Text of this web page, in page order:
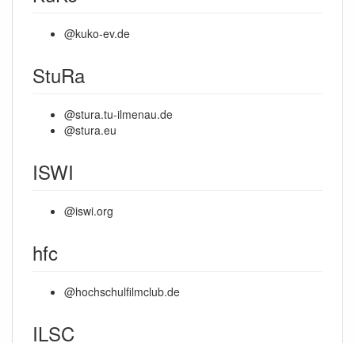
@kuko-ev.de
StuRa
@stura.tu-ilmenau.de
@stura.eu
ISWI
@iswi.org
hfc
@hochschulfilmclub.de
ILSC